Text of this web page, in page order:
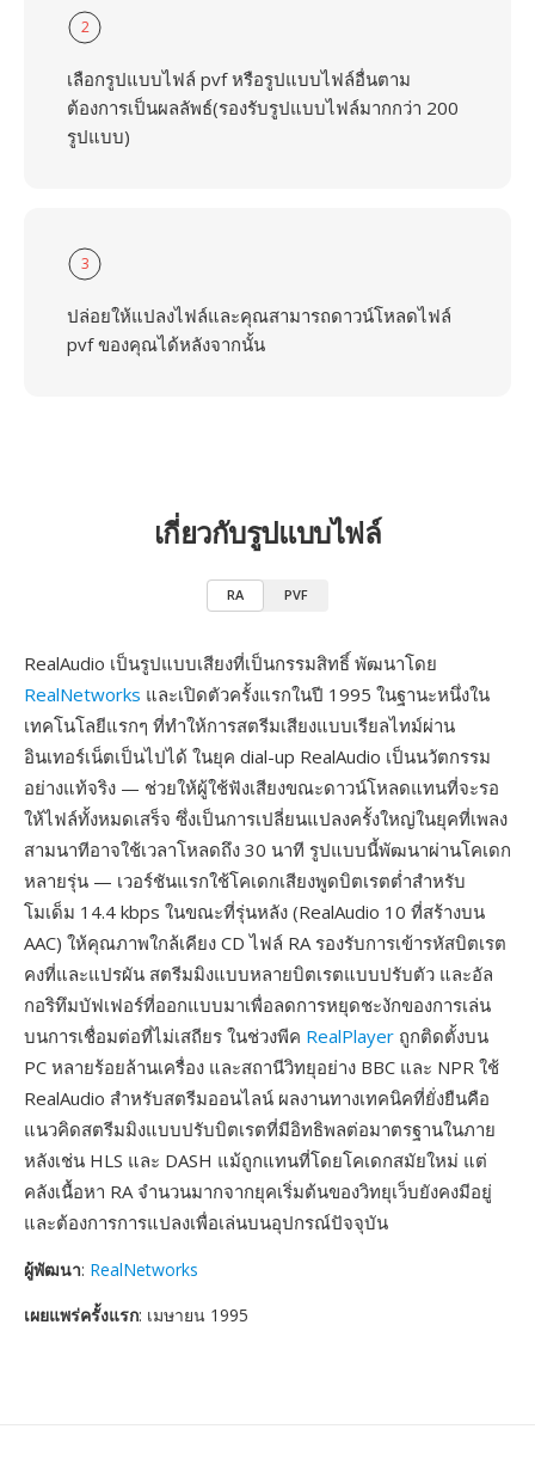
2
เลือกรูปแบบไฟล์ pvf หรือรูปแบบไฟล์อื่นตาม
ต้องการเป็นผลลัพธ์(รองรับรูปแบบไฟล์มากกว่า 200
รูปแบบ)
3
ปล่อยให้แปลงไฟล์และคุณสามารถดาวน์โหลดไฟล์
pvf ของคุณได้หลังจากนั้น
เกี่ยวกับรูปแบบไฟล์
RA PVF
RealAudio เป็นรูปแบบเสียงที่เป็นกรรมสิทธิ์ พัฒนาโดย
RealNetworks และเปิดตัวครั้งแรกในปี 1995 ในฐานะหนึ่งใน
เทคโนโลยีแรกๆ ที่ทำให้การสตรีมเสียงแบบเรียลไทม์ผ่าน
อินเทอร์เน็ตเป็นไปได้ ในยุค dial-up RealAudio เป็นนวัตกรรม
อย่างแท้จริง — ช่วยให้ผู้ใช้ฟังเสียงขณะดาวน์โหลดแทนที่จะรอ
ให้ไฟล์ทั้งหมดเสร็จ ซึ่งเป็นการเปลี่ยนแปลงครั้งใหญ่ในยุคที่เพลง
สามนาทีอาจใช้เวลาโหลดถึง 30 นาที รูปแบบนี้พัฒนาผ่านโคเดก
หลายรุ่น — เวอร์ชันแรกใช้โคเดกเสียงพูดบิตเรตต่ำสำหรับ
โมเด็ม 14.4 kbps ในขณะที่รุ่นหลัง (RealAudio 10 ที่สร้างบน
AAC) ให้คุณภาพใกล้เคียง CD ไฟล์ RA รองรับการเข้ารหัสบิตเรต
คงที่และแปรผัน สตรีมมิงแบบหลายบิตเรตแบบปรับตัว และอัล
กอริทึมบัฟเฟอร์ที่ออกแบบมาเพื่อลดการหยุดชะงักของการเล่น
บนการเชื่อมต่อที่ไม่เสถียร ในช่วงพีค RealPlayer ถูกติดตั้งบน
PC หลายร้อยล้านเครื่อง และสถานีวิทยุอย่าง BBC และ NPR ใช้
RealAudio สำหรับสตรีมออนไลน์ ผลงานทางเทคนิคที่ยั่งยืนคือ
แนวคิดสตรีมมิงแบบปรับบิตเรตที่มีอิทธิพลต่อมาตรฐานในภาย
หลังเช่น HLS และ DASH แม้ถูกแทนที่โดยโคเดกสมัยใหม่ แต่
คลังเนื้อหา RA จำนวนมากจากยุคเริ่มต้นของวิทยุเว็บยังคงมีอยู่
และต้องการการแปลงเพื่อเล่นบนอุปกรณ์ปัจจุบัน
ผู้พัฒนา: RealNetworks
เผยแพร่ครั้งแรก: เมษายน 1995